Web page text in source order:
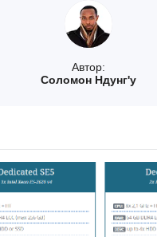
Автор:
Соломон Ндунг'у